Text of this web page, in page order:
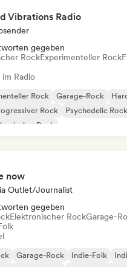
Vibrations Radio
gegeben
RockExperimenteller Rock
Radio
Rock Garage-Rock
Rock
Psychedelic Rock
Rock
now
Outlet/Journalist
gegeben
Elektronischer RockGarage-
Garage-Rock Indie-Folk